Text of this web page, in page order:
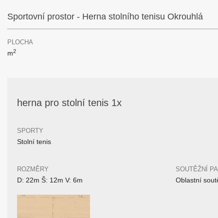
Sportovní prostor - Herna stolního tenisu Okrouhlá
PLOCHA
m2
herna pro stolní tenis 1x
SPORTY
Stolní tenis
ROZMĚRY
D: 22m Š: 12m V: 6m
SOUTĚŽNÍ
Oblastní